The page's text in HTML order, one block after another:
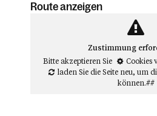
Route anzeigen
Zustimmung
Bitte akzeptieren Sie
Cookies
laden Sie die Seite neu, um
können.##